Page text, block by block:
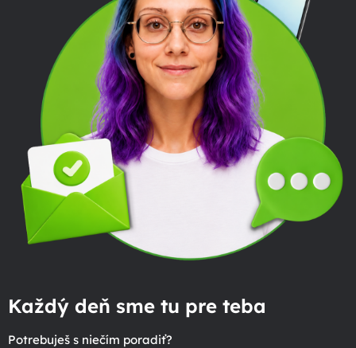
Každý deň sme tu pre teba
Potrebuješ s niečím poradiť?